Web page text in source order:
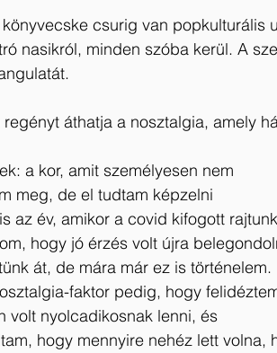
csurig van popkulturális
nasikról, minden szóba kerül. A
regényt áthatja a nosztalgia, amely
a kor, amit személyesen nem
meg, de el tudtam képzelni
az év, amikor a covid kifogott
hogy jó érzés volt újra
át, de mára már ez is történelem.
faktor pedig, hogy
volt nyolcadikosnak lenni, és
hogy mennyire nehéz lett volna,